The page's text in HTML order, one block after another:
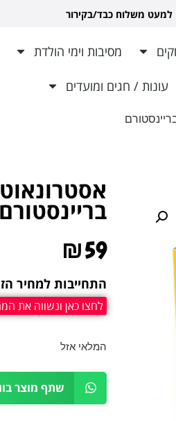
למעט משלוח כבד/
מסיבות וימי הולדת
עונות / חגים ומועדים
בריינסטורם
₪59
התחייבות למחיר
לחצו כאן ונשווה את
המלאי אזל
שתף מוצר